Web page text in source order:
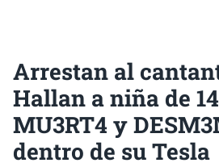
Arrestan al
Hallan a niña de
MU3RT4 y
dentro de su Tesla